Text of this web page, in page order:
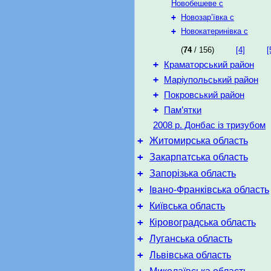
Новобешеве с
+
Новозар’ївка с
+
Новокатеринівка с
(74/ 156) [4]
+ Краматорський район
+ Маріупольський район
+ Покровський район
+
Пам’ятки
2008 р. Донбас із тризубом
+ Житомирська область
+ Закарпатська область
+ Запорізька область
+ Івано-Франківська область
+ Київська область
+ Кіровоградська область
+ Луганська область
+ Львівська область